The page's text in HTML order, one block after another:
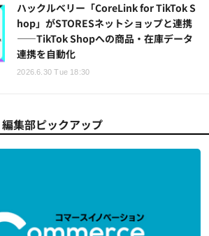
ハックルベリー「CoreLink for TikTok S
hop」がSTORESネットショップと連携
——TikTok Shopへの商品・在庫データ
連携を自動化
2026.6.30 Tue 18:30
編集部ピックアップ